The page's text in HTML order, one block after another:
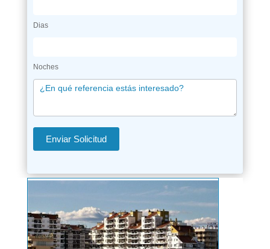
Dias
Noches
Enviar Solicitud